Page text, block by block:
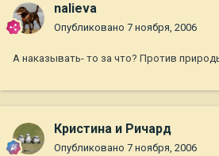
nalieva
Опубликовано 7 ноября, 2006
А наказывать- то за что? Против
Кристина и Ричард
Опубликовано 7 ноября, 2006